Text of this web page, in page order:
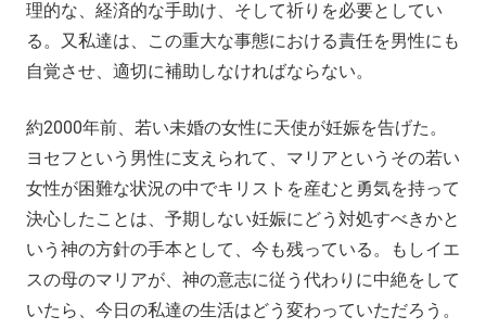
理的な、経済的な手助け、そして祈りを必要としてい
る。又私達は、この重大な事態における責任を男性にも
自覚させ、適切に補助しなければならない。
約2000年前、若い未婚の女性に天使が妊娠を告げた。
ヨセフという男性に支えられて、マリアというその若い
女性が困難な状況の中でキリストを産むと勇気を持って
決心したことは、予期しない妊娠にどう対処すべきかと
いう神の方針の手本として、今も残っている。もしイエ
スの母のマリアが、神の意志に従う代わりに中絶をして
いたら、今日の私達の生活はどう変わっていただろう。